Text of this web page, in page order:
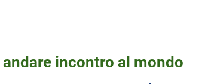
incontro al mondo